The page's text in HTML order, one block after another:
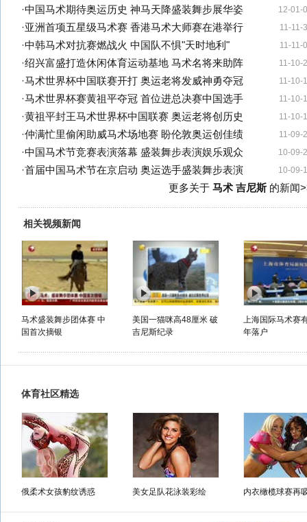
12-01-
·中国马术期待奥运历史 神马天降盛装舞步展华姿
11-11-
·亚洲首项五星级马术赛 香港马术大师赛在港举行
11-11-
·中韩马术对抗赛燃战火 中国队不惧"天时地利"
11-10-
·绍兴富盛打造休闲体育运动基地 马术名将来助阵
11-10-
·马术世界杯中国联赛开打 奥运老将发威神勇夺冠
11-10-
·马术世界杯赛黄祖平夺冠 首位进总决赛中国选手
11-10-
·黄祖平封王马术世界杯中国联赛 奥运老将创历史
11-09-
·仲满忙里偷闲助威马术场地赛 盼伦敦奥运创佳绩
10-09-
·中国马术节竞赛表演落幕 盛装舞步表演娱乐观众
10-09-
·首届中国马术节在京启动 奥运选手盛装舞步表演
更多关于 马术 吉尼斯的新闻
相关视频新闻
马术盛装舞步团体赛 中
国首次摘银
美国一猫咪高48厘米 破
吉尼斯纪录
上海国际马术赛
年落户
体育社区精选
俄柔术女孩豹纹诱惑 美女足队花泳装彩绘 内衣橄榄球赛再